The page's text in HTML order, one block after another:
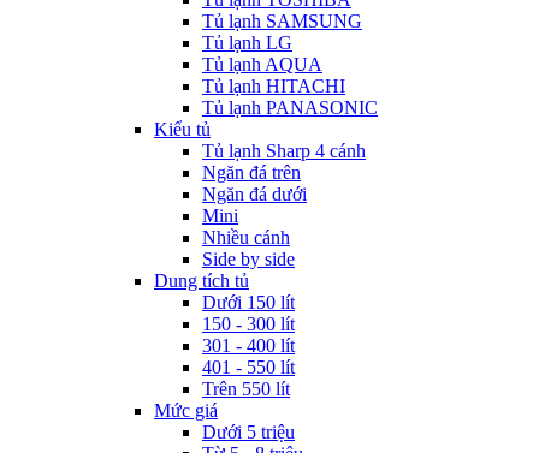
Tủ lạnh SAMSUNG
Tủ lạnh LG
Tủ lạnh AQUA
Tủ lạnh HITACHI
Tủ lạnh PANASONIC
Kiểu tủ
Tủ lạnh Sharp 4 cánh
Ngăn đá trên
Ngăn đá dưới
Mini
Nhiều cánh
Side by side
Dung tích tủ
Dưới 150 lít
150 - 300 lít
301 - 400 lít
401 - 550 lít
Trên 550 lít
Mức giá
Dưới 5 triệu